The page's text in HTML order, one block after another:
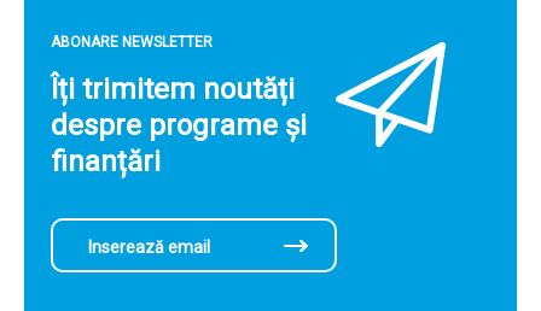
ABONARE NEWSLETTER
Îți trimitem noutăți
despre programe și
finanțări